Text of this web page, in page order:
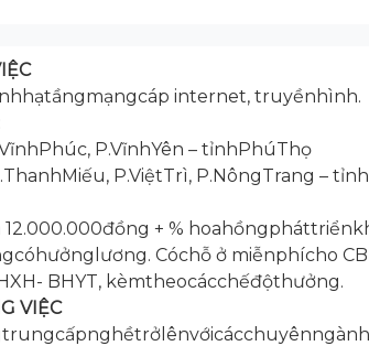
internet, truyềnhình.
P.VĩnhYên – tỉnhPhúThọ
P.ViệtTrì, P.NôngTrang –
+ %
Cóchỗ ở miễnphícho
BHYT, kèmtheocácchếđộthưởng.
VIỆC